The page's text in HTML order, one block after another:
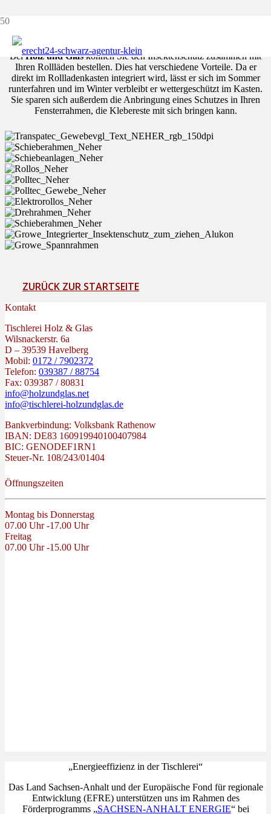
BeiHolz und Glaskönnen Sie den Insektenschutz zusammen mit
Ihren Rollläden bestellen. Dies hat verschiedene Vorteile. Da er
direkt im Rollladenkasten integriert wird, lässt er sich im Sommer
runterfahren und im Winter verbleibt er wettergeschützt im Kasten.
Sie sparen sich außerdem die Anbringung eines Schutzes in Ihren
Fensterrahmen, die Klebereste mit sich bringen kann.
ZURÜCK ZUR STARTSEITE
Kontakt
Tischlerei Holz & Glas
Wilsnackerstr. 6a
D – 39539 Havelberg
Mobil: 0172 / 7902372
Telefon: 039387 / 88754
Fax: 039387 / 80831
info@holzundglas.net
info@tischlerei-holzundglas.de
Bankverbindung: Volksbank Rathenow
IBAN: DE83 160919940100407984
BIC: GENODEF1RN1
Steuer-Nr. 108/243/01404
Öffnungszeiten
Montag bis Donnerstag
07.00 Uhr -17.00 Uhr
Freitag
07.00 Uhr -15.00 Uhr
„Energieeffizienz in der Tischlerei“
Das Land Sachsen-Anhalt und der Europäische Fond für regionale
Entwicklung (EFRE) unterstützen uns im Rahmen des
Förderprogramms „SACHSEN-ANHALT ENERGIE“ bei